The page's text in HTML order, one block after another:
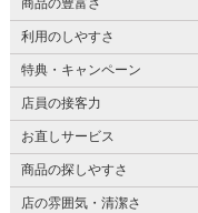
商品の豊富さ
利用のしやすさ
特典・キャンペーン
店員の接客力
お直しサービス
商品の探しやすさ
店の雰囲気・清潔さ